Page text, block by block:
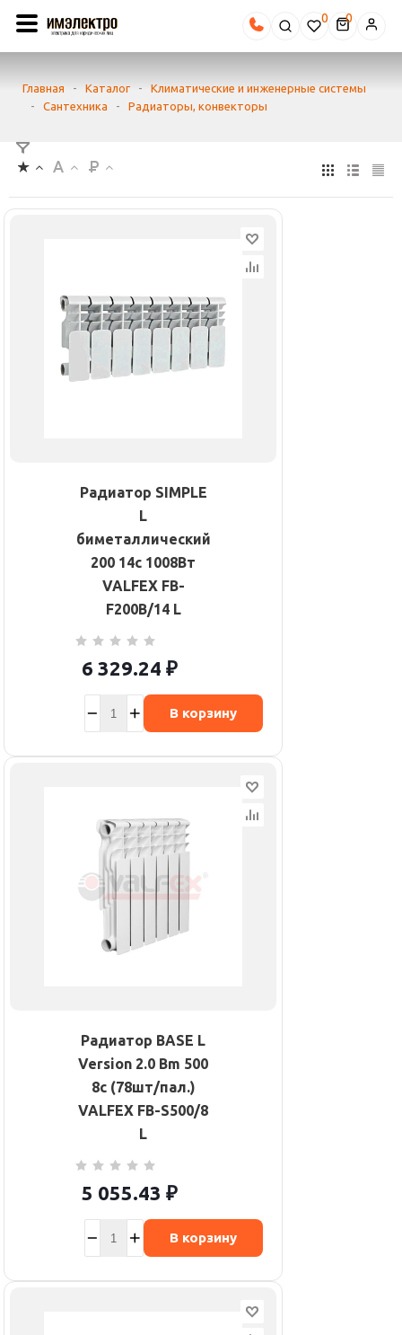
0
Главная - Каталог -
Климатические и инженерные системы
-
Сантехника - Радиаторы, конвекторы
Радиатор SIMPLE
L
биметаллический
200 14с 1008Вт
VALFEX FB-
F200B/14 L
6 329.24 ₽
В корзину
Радиатор BASE L
Version 2.0 Bm 500
8с (78шт/пал.)
VALFEX FB-S500/8
L
5 055.43 ₽
В корзину